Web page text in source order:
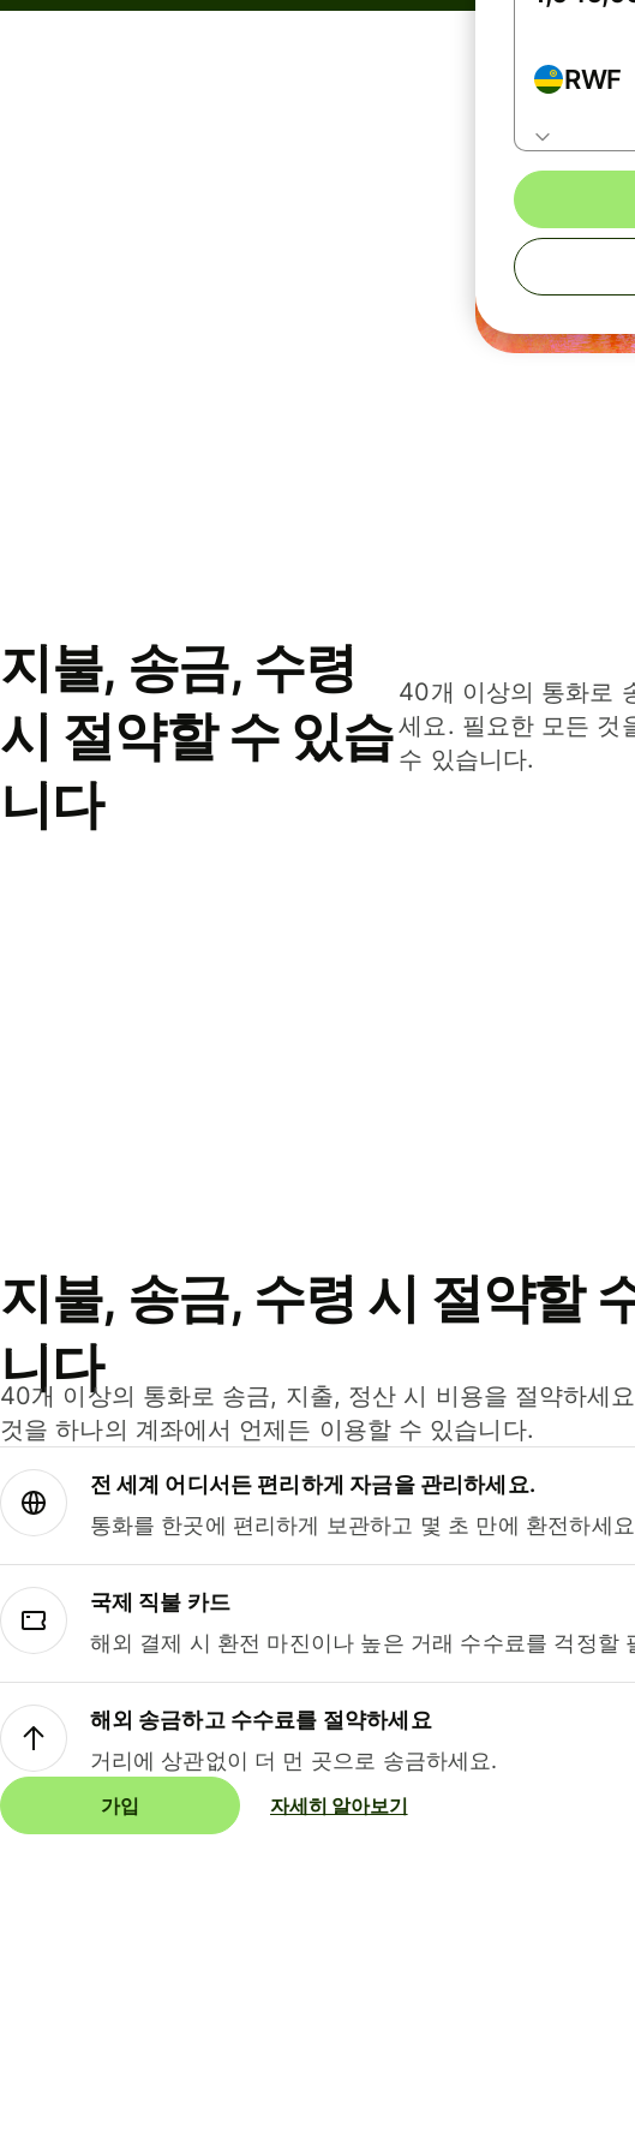
RWF
지불, 송금, 수령
시 절약할 수 있습
니다
40개 이상의 통화로
세요. 필요한 모든 것
수 있습니다.
지불, 송금, 수령 시 절약할
니다
40개 이상의 통화로 송금, 지출, 정산 시 비용을 절약하세
것을 하나의 계좌에서 언제든 이용할 수 있습니다.
전 세계 어디서든 편리하게 자금을 관리하세요.
통화를 한곳에 편리하게 보관하고 몇 초 만에 환전하세
국제 직불 카드
해외 결제 시 환전 마진이나 높은 거래 수수료를 걱정할
해외 송금하고 수수료를 절약하세요
거리에 상관없이 더 먼 곳으로 송금하세요.
가입 자세히 알아보기